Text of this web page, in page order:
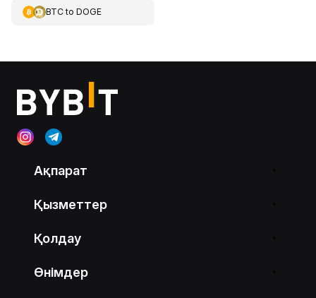
BTCto DOGE
Ақпарат
Қызметтер
Қолдау
Өнімдер